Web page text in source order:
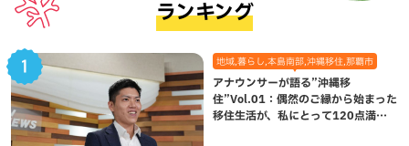
ランキング
地域,暮らし,本島南部,沖縄移住,那覇市
アナウンサーが語る”沖縄移
住”Vol.01：偶然のご縁から始まった
移住生活が、私にとって120点満点